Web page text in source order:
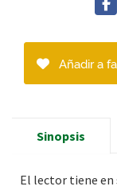
Añadir a
Sinopsis
El lector tiene